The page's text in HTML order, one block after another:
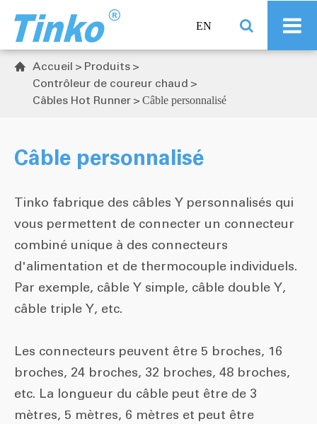
EN
 Accueil
Produits
Contrôleur de coureur chaud
Câbles Hot Runner
Câble personnalisé
Câble personnalisé
Tinko fabrique des câbles Y personnalisés qui
vous permettent de connecter un connecteur
combiné unique à des connecteurs
d'alimentation et de thermocouple individuels.
Par exemple, câble Y simple, câble double Y,
câble triple Y, etc.
Les connecteurs peuvent être 5 broches, 16
broches, 24 broches, 32 broches, 48 broches,
etc. La longueur du câble peut être de 3
mètres, 5 mètres, 6 mètres et peut être